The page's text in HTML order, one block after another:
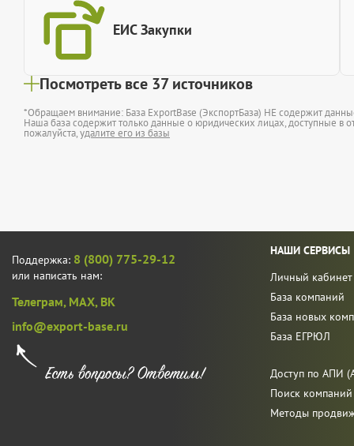
ЕИС Закупки
Посмотреть все 37 источников
*Обращаем внимание: База ExportBase (ЭкспортБаза) НЕ содержит
Наша база содержит только данные о юридических лицах, доступные в
пожалуйста,удалите его из базы
Поддержка: 8 (800) 775-29-12
или написать нам:
Телеграм, MAX, ВК
info@export-base.ru
НАШИ СЕРВИСЫ
Личный кабинет
База компаний
База новых
База ЕГРЮЛ
Доступ по АПИ
Поиск
Методы